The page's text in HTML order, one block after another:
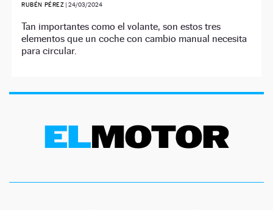
RUBÉN PÉREZ |24/03/2024
Tan importantes como el volante, son estos tres
elementos que un coche con cambio manual necesita
para circular.